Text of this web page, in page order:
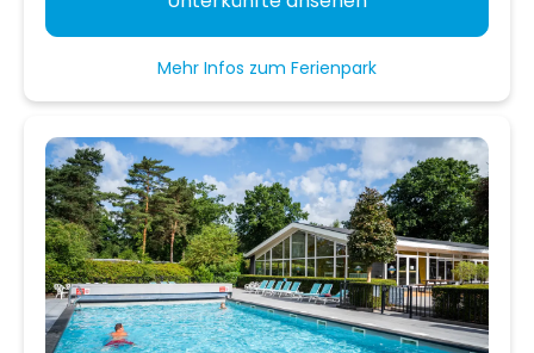
Mehr Infos zum Ferienpark